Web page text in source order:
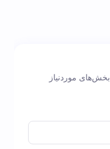
بخش‌های موردنیاز